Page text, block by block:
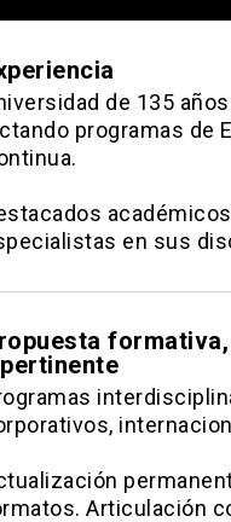
de 135
programas de
académicos
en sus
Articulación